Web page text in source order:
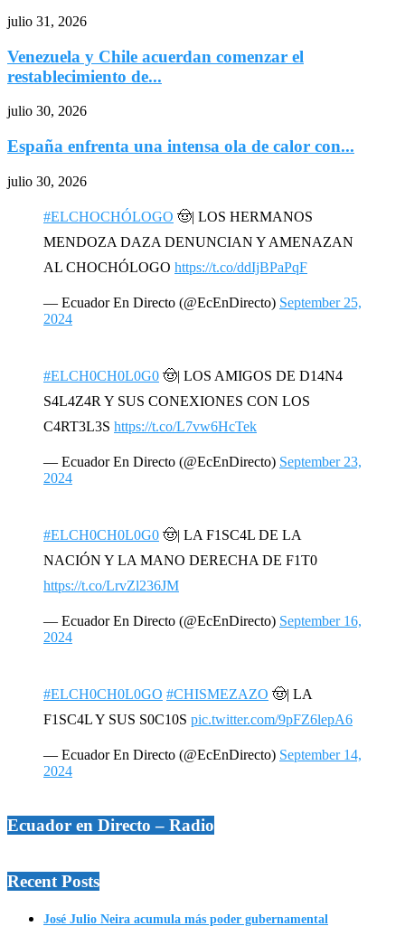
julio 31, 2026
Venezuela y Chile acuerdan comenzar el
restablecimiento de...
julio 30, 2026
España enfrenta una intensa ola de calor con...
julio 30, 2026
#ELCHOCHÓLOGO 🤠| LOS HERMANOS
MENDOZA DAZA DENUNCIAN Y AMENAZAN
AL CHOCHÓLOGO https://t.co/ddIjBPaPqF
— Ecuador En Directo (@EcEnDirecto) September 25,
2024
#ELCH0CH0L0G0 🤠| LOS AMIGOS DE D14N4
S4L4Z4R Y SUS CONEXIONES CON LOS
C4RT3L3S https://t.co/L7vw6HcTek
— Ecuador En Directo (@EcEnDirecto) September 23,
2024
#ELCH0CH0L0G0 🤠| LA F1SC4L DE LA
NACIÓN Y LA MANO DERECHA DE F1T0
https://t.co/LrvZl236JM
— Ecuador En Directo (@EcEnDirecto) September 16,
2024
#ELCH0CH0L0GO #CHISMEZAZO 🤠| LA
F1SC4L Y SUS S0C10S pic.twitter.com/9pFZ6lepA6
— Ecuador En Directo (@EcEnDirecto) September 14,
2024
Ecuador en Directo – Radio
Recent Posts
José Julio Neira acumula más poder gubernamental